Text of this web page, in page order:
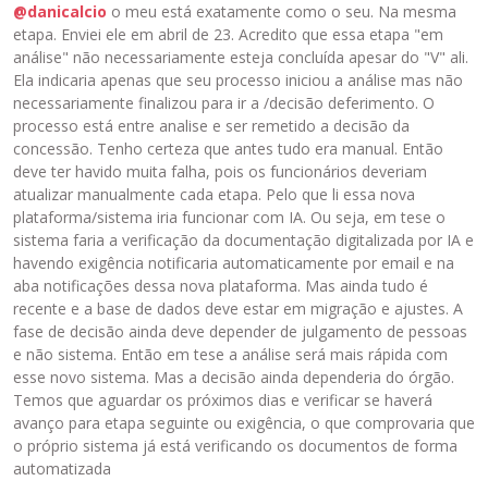
@danicalcio o meu está exatamente como o seu. Na mesma
etapa. Enviei ele em abril de 23. Acredito que essa etapa "em
análise" não necessariamente esteja concluída apesar do "V" ali.
Ela indicaria apenas que seu processo iniciou a análise mas não
necessariamente finalizou para ir a /decisão deferimento. O
processo está entre analise e ser remetido a decisão da
concessão. Tenho certeza que antes tudo era manual. Então
deve ter havido muita falha, pois os funcionários deveriam
atualizar manualmente cada etapa. Pelo que li essa nova
plataforma/sistema iria funcionar com IA. Ou seja, em tese o
sistema faria a verificação da documentação digitalizada por IA e
havendo exigência notificaria automaticamente por email e na
aba notificações dessa nova plataforma. Mas ainda tudo é
recente e a base de dados deve estar em migração e ajustes. A
fase de decisão ainda deve depender de julgamento de pessoas
e não sistema. Então em tese a análise será mais rápida com
esse novo sistema. Mas a decisão ainda dependeria do órgão.
Temos que aguardar os próximos dias e verificar se haverá
avanço para etapa seguinte ou exigência, o que comprovaria que
o próprio sistema já está verificando os documentos de forma
automatizada